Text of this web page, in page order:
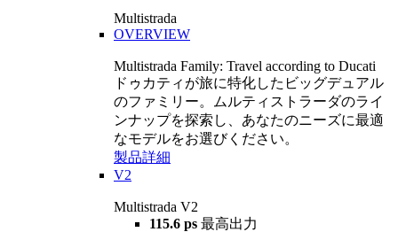
Multistrada
OVERVIEW
Multistrada Family: Travel according to Ducati
ドゥカティが旅に特化したビッグデュアル
のファミリー。ムルティストラーダのライ
ンナップを探索し、あなたのニーズに最適
なモデルをお選びください。
製品詳細
V2
Multistrada V2
115.6 ps 最高出力